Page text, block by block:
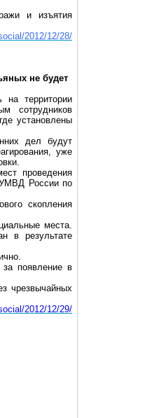
и изъятия
2012/12/28/
не будет
на территории
сотрудников
установлены
дел будут
уже
проведения
УМВД России по
скопления
места.
в результате
за появление в
чрезвычайных
2012/12/29/